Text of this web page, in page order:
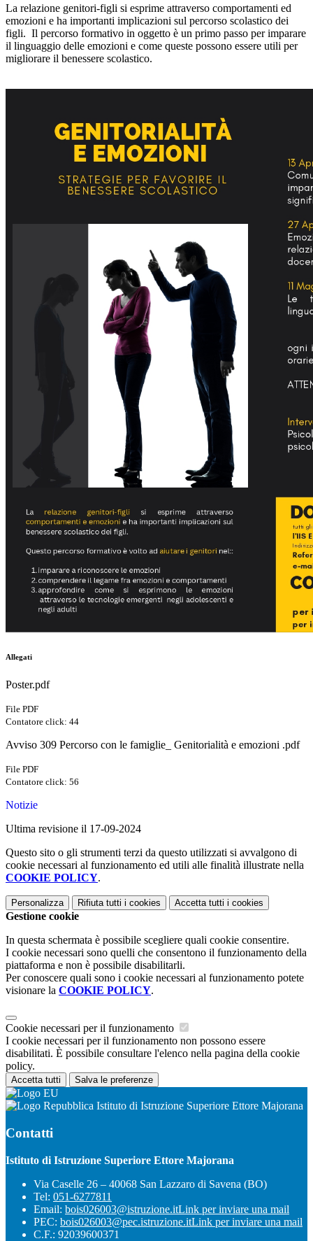
La relazione genitori-figli si esprime attraverso comportamenti ed
emozioni e ha importanti implicazioni sul percorso scolastico dei
figli. Il percorso formativo in oggetto è un primo passo per imparare
il linguaggio delle emozioni e come queste possono essere utili per
migliorare il benessere scolastico.
Allegati
Poster.pdf
File PDF
Contatore click: 44
Avviso 309 Percorso con le famiglie_ Genitorialità e emozioni .pdf
File PDF
Contatore click: 56
Notizie
Ultima revisione il 17-09-2024
Questo sito o gli strumenti terzi da questo utilizzati si avvalgono di
cookie necessari al funzionamento ed utili alle finalità illustrate nella
COOKIE POLICY.
Personalizza Rifiuta tutti i cookies Accetta tutti i cookies
Gestione cookie
In questa schermata è possibile scegliere quali cookie consentire.
I cookie necessari sono quelli che consentono il funzionamento della
piattaforma e non è possibile disabilitarli.
Per conoscere quali sono i cookie necessari al funzionamento potete
visionare la COOKIE POLICY.
Cookie necessari per il funzionamento
I cookie necessari per il funzionamento non possono essere
disabilitati. È possibile consultare l'elenco nella pagina della cookie
policy.
Accetta tutti Salva le preferenze
Istituto di Istruzione Superiore Ettore Majorana
Contatti
Istituto di Istruzione Superiore Ettore Majorana
Via Caselle 26 – 40068 San Lazzaro di Savena (BO)
Tel: 051-6277811
Email: bois026003@istruzione.itLink per inviare una mail
PEC: bois026003@pec.istruzione.itLink per inviare una mail
C.F.: 92039600371